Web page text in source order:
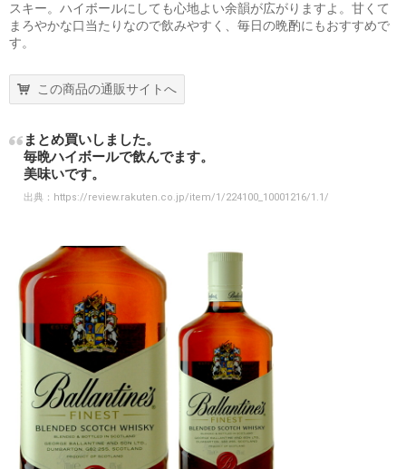
スキー。ハイボールにしても心地よい余韻が広がりますよ。甘くて
まろやかな口当たりなので飲みやすく、毎日の晩酌にもおすすめで
す。
この商品の通販サイトへ
まとめ買いしました。
毎晩ハイボールで飲んでます。
美味いです。
出典： https://review.rakuten.co.jp/item/1/224100_10001216/1.1/